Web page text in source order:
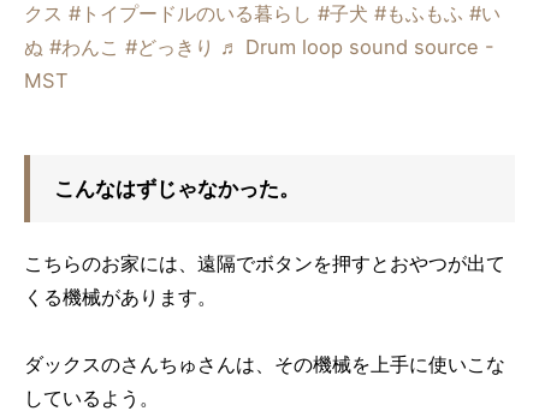
クス #トイプードルのいる暮らし #子犬 #もふもふ #い
ぬ #わんこ #どっきり ♬ Drum loop sound source -
MST
こんなはずじゃなかった。
こちらのお家には、遠隔でボタンを押すとおやつが出て
くる機械があります。
ダックスのさんちゅさんは、その機械を上手に使いこな
しているよう。